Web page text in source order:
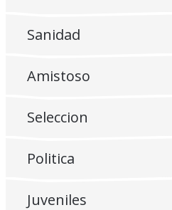
Sanidad
Amistoso
Seleccion
Politica
Juveniles